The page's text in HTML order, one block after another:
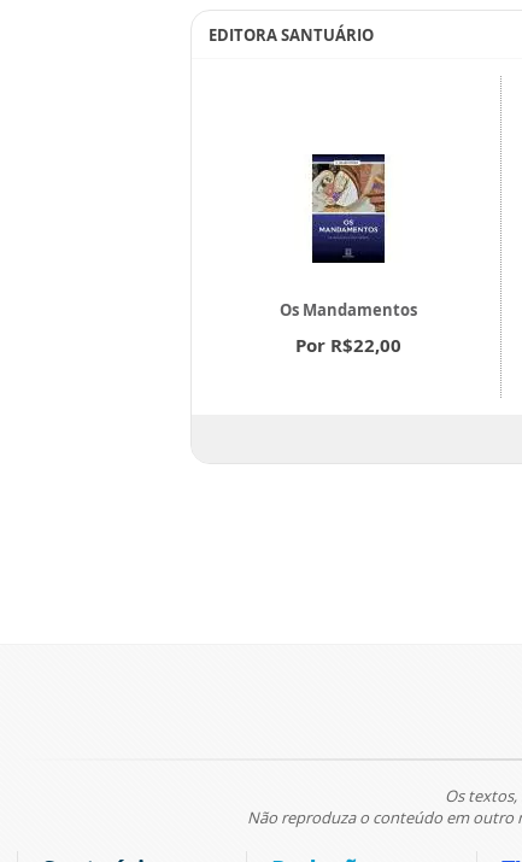
EDITORA SANTUÁRIO
Os Mandamentos
Por R$22,00
Os
Não reproduza o conteúdo em outro